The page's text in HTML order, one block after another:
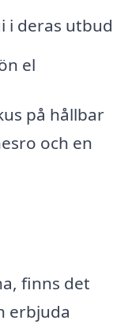
i deras utbud
el
på hållbar
och en
finns det
erbjuda